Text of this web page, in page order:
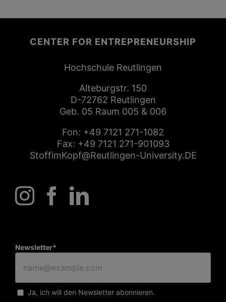
CENTER FOR ENTREPRENEURSHIP
Hochschule Reutlingen
Alteburgstr. 150
D-72762 Reutlingen
Geb. 05 Raum 005 & 006
Fon: +49 7121 271-1082
Fax: +49 7121 271-901093
StoffimKopf@Reutlingen-University.DE
Newsletter*
Ja, ich will den Newsletter abonnieren.